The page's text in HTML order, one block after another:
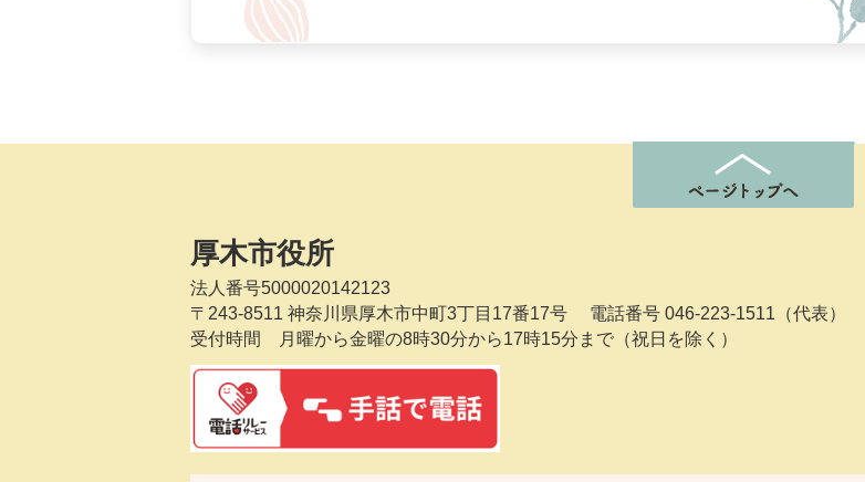
厚木市役所
法人番号5000020142123
〒243-8511 神奈川県厚木市中町3丁目17番17号
電話番号 046-223-1511（代表）
受付時間 月曜から金曜の8時30分から17時15分まで（祝日を除く）